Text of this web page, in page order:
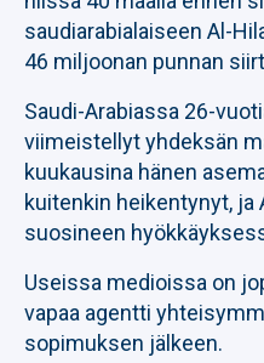
saudiarabialaiseen Al-
46 miljoonan punnan
Saudi-Arabiassa 26-
viimeistellyt yhdeksän
kuukausina hänen
kuitenkin heikentynyt, ja
suosineen
Useissa medioissa on
vapaa agentti
sopimuksen jälkeen.